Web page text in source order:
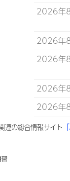
2026年
2026年
2026年
2026年
2026年
連の総合情報サイト